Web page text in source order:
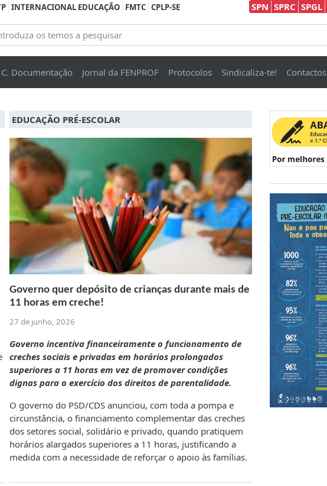
INTERNACIONAL EDUCAÇÃO FMTC CPLP-SE SPN SPRC SPGL
C. Documentação Jornal da FENPROF Protocolos Sindicaliza-te! Contactos
EDUCAÇÃO PRÉ-ESCOLAR
Governo quer depósito de crianças durante mais de
11 horas em creche!
27 de junho, 2026
Governo incentiva financeiramente o funcionamento de
creches sociais e privadas em horários prolongados
superiores a 11 horas em vez de promover condições
dignas para o exercício dos direitos de parentalidade.
O governo do PSD/CDS anunciou, com toda a pompa e
circunstância, o financiamento complementar das creches
dos setores social, solidário e privado, quando pratiquem
horários alargados superiores a 11 horas, justificando a
medida com a necessidade de reforçar o apoio às famílias.